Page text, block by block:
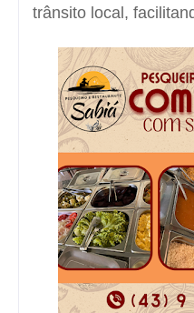
trânsito local,